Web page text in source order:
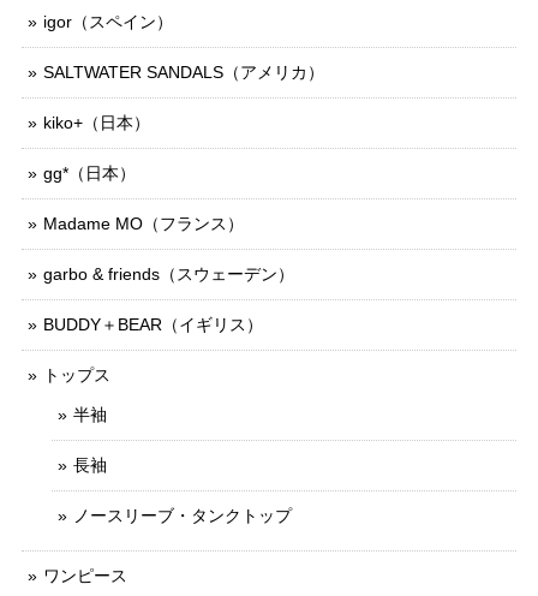
igor（スペイン）
SALTWATER SANDALS（アメリカ）
kiko+（日本）
gg*（日本）
Madame MO（フランス）
garbo & friends（スウェーデン）
BUDDY＋BEAR（イギリス）
トップス
半袖
長袖
ノースリーブ・タンクトップ
ワンピース